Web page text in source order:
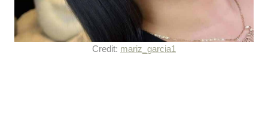
Credit: mariz_garcia1